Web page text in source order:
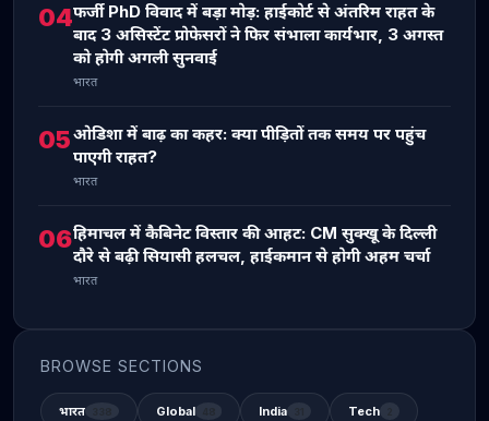
04फर्जी PhD विवाद में बड़ा मोड़: हाईकोर्ट से अंतरिम राहत के
बाद 3 असिस्टेंट प्रोफेसरों ने फिर संभाला कार्यभार, 3 अगस्त
को होगी अगली सुनवाई
भारत
05ओडिशा में बाढ़ का कहर: क्या पीड़ितों तक समय पर पहुंच
पाएगी राहत?
भारत
06हिमाचल में कैबिनेट विस्तार की आहट: CM सुक्खू के दिल्ली
दौरे से बढ़ी सियासी हलचल, हाईकमान से होगी अहम चर्चा
भारत
BROWSE SECTIONS
भारत Global India Tech